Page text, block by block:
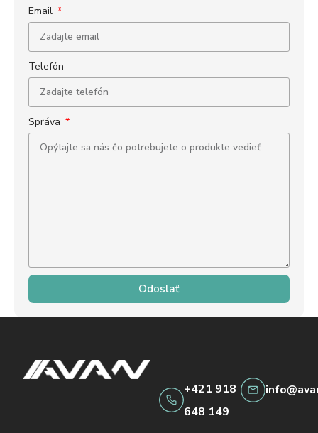
Email
Telefón
Správa
Odoslať
+421 918
648 149